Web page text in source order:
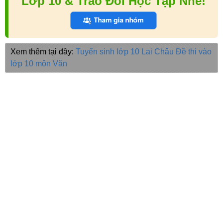
Xem thêm tại đây: Tuyển sinh lớp 10 Lai Châu Đề thi vào
lớp 10 môn Văn